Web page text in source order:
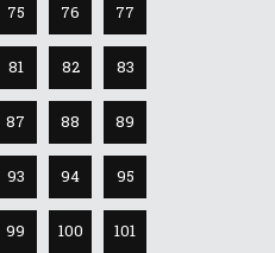
75 76 77
81 82 83
87 88 89
93 94 95
99 100 101